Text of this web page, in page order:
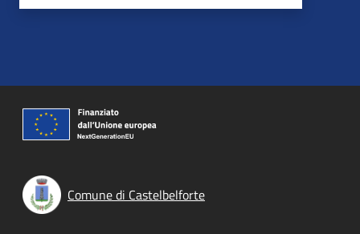
Comune di Castelbelforte